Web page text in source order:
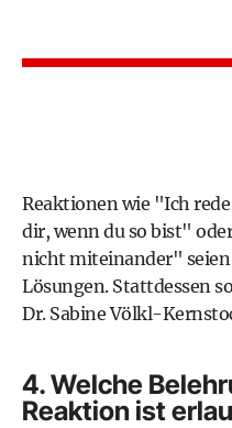
Reaktionen wie "Ich
dir, wenn du so bist"
nicht miteinander" seien
Lösungen. Stattdessen
Dr. Sabine Völkl-
4. Welche
Reaktion ist